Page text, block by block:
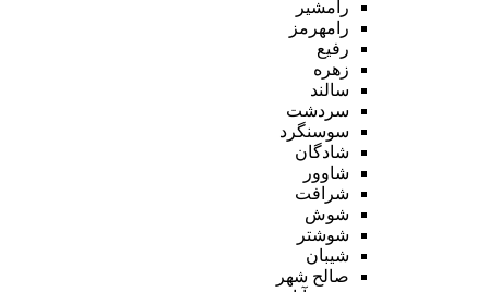
رامشیر
رامهرمز
رفیع
زهره
سالند
سردشت
سوسنگرد
شادگان
شاوور
شرافت
شوش
شوشتر
شیبان
صالح شهر